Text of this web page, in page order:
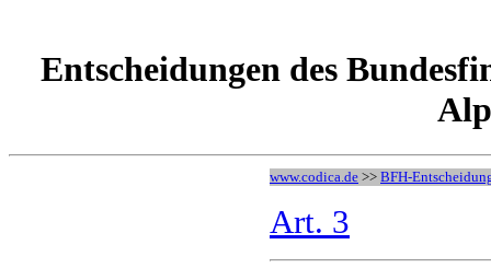
Entscheidungen des
www.codica.de >> BFH-
Art. 3